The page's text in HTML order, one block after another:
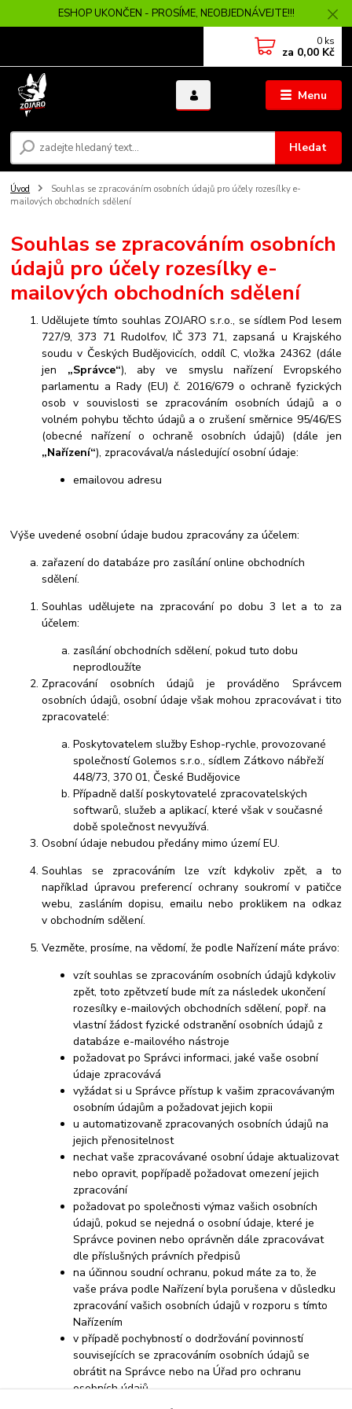
ESHOP UKONČEN - PROSÍME, NEOBJEDNÁVEJTE!!!
Menu
Hledat
0 ks
za 0,00 Kč
Úvod
Souhlas se zpracováním osobních údajů pro účely rozesílky e-
mailových obchodních sdělení
Souhlas se zpracováním osobních
údajů pro účely rozesílky e-
mailových obchodních sdělení
Udělujete tímto souhlas ZOJARO s.r.o., se sídlem Pod lesem
727/9, 373 71 Rudolfov, IČ 373 71, zapsaná u Krajského
soudu v Českých Budějovicích, oddíl C, vložka 24362 (dále
jen „Správce“), aby ve smyslu nařízení Evropského
parlamentu a Rady (EU) č. 2016/679 o ochraně fyzických
osob v souvislosti se zpracováním osobních údajů a o
volném pohybu těchto údajů a o zrušení směrnice 95/46/ES
(obecné nařízení o ochraně osobních údajů) (dále jen
„Nařízení“), zpracovával/a následující osobní údaje:
emailovou adresu
Výše uvedené osobní údaje budou zpracovány za účelem:
zařazení do databáze pro zasílání online obchodních
sdělení.
Souhlas udělujete na zpracování po dobu 3 let a to za
účelem:
zasílání obchodních sdělení, pokud tuto dobu
neprodloužíte
Zpracování osobních údajů je prováděno Správcem
osobních údajů, osobní údaje však mohou zpracovávat i tito
zpracovatelé:
Poskytovatelem služby Eshop-rychle, provozované
společností Golemos s.r.o., sídlem Zátkovo nábřeží
448/73, 370 01, České Budějovice
Případně další poskytovatelé zpracovatelských
softwarů, služeb a aplikací, které však v současné
době společnost nevyužívá.
Osobní údaje nebudou předány mimo území EU.
Souhlas se zpracováním lze vzít kdykoliv zpět, a to
například úpravou preferencí ochrany soukromí v patičce
webu, zasláním dopisu, emailu nebo proklikem na odkaz
v obchodním sdělení.
Vezměte, prosíme, na vědomí, že podle Nařízení máte právo:
vzít souhlas se zpracováním osobních údajů kdykoliv
zpět, toto zpětvzetí bude mít za následek ukončení
rozesílky e-mailových obchodních sdělení, popř. na
vlastní žádost fyzické odstranění osobních údajů z
databáze e-mailového nástroje
požadovat po Správci informaci, jaké vaše osobní
údaje zpracovává
vyžádat si u Správce přístup k vašim zpracovávaným
osobním údajům a požadovat jejich kopii
u automatizovaně zpracovaných osobních údajů na
jejich přenositelnost
nechat vaše zpracovávané osobní údaje aktualizovat
nebo opravit, popřípadě požadovat omezení jejich
zpracování
požadovat po společnosti výmaz vašich osobních
údajů, pokud se nejedná o osobní údaje, které je
Správce povinen nebo oprávněn dále zpracovávat
dle příslušných právních předpisů
na účinnou soudní ochranu, pokud máte za to, že
vaše práva podle Nařízení byla porušena v důsledku
zpracování vašich osobních údajů v rozporu s tímto
Nařízením
v případě pochybností o dodržování povinností
souvisejících se zpracováním osobních údajů se
obrátit na Správce nebo na Úřad pro ochranu
osobních údajů